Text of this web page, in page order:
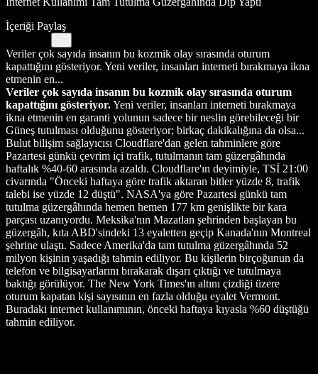
İçeriği Paylaş
Veriler çok sayıda insanın bu kozmik olay sırasında oturum
kapattığını gösteriyor. Yeni veriler, insanları interneti bırakmaya ikna
etmenin en...
Veriler çok sayıda insanın bu kozmik olay sırasında oturum
kapattığını gösteriyor.Yeni veriler, insanları interneti bırakmaya
ikna etmenin en garanti yolunun sadece bir neslin görebileceği bir
Güneş tutulması olduğunu gösteriyor; birkaç dakikalığına da olsa...
Bulut bilişim sağlayıcısı Cloudflare'dan gelen tahminlere göre
Pazartesi günkü çevrim içi trafik, tutulmanın tam güzergâhında
haftalık %40-60 arasında azaldı. Cloudflare'ın deyimiyle, TSİ 21:00
civarında "Önceki haftaya göre trafik aktaran bitler yüzde 8, trafik
talebi ise yüzde 12 düştü". NASA'ya göre Pazartesi günkü tam
tutulma güzergâhında hemen hemen 177 km genişlikte bir kara
parçası uzanıyordu. Meksika'nın Mazatlan şehrinden başlayan bu
güzergâh, kıta ABD'sindeki 13 eyaletten geçip Kanada'nın Montreal
şehrine ulaştı. Sadece Amerika'da tam tutulma güzergâhında 52
milyon kişinin yaşadığı tahmin ediliyor. Bu kişilerin birçoğunun da
telefon ve bilgisayarlarını bırakarak dışarı çıktığı ve tutulmaya
baktığı görülüyor. The New York Times'ın altını çizdiği üzere
oturum kapatan kişi sayısının en fazla olduğu eyalet Vermont.
Buradaki internet kullanımının, önceki haftaya kıyasla %60 düştüğü
tahmin ediliyor.